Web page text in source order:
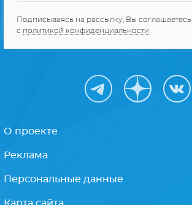
Подписываясь на рассылку, Вы соглашаетесь
с политикой конфиденциальности
О проекте
Реклама
Персональные данные